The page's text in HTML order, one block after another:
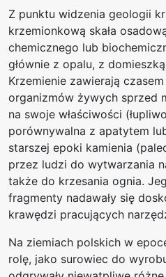
Z punktu widzenia geologii
krzemionkową skała
chemicznego lub
głównie z opalu, z
Krzemienie zawierają
organizmów żywych sprzed
na swoje właściwości
porównywalna z apatytem
starszej epoki kamienia
przez ludzi do wytwarzania
także do krzesania ognia.
fragmenty nadawały się
krawędzi pracujących
Na ziemiach polskich w
rolę, jako surowiec do